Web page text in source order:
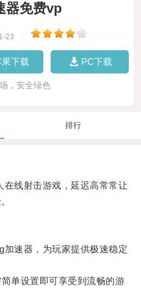
器免费vp
23
下载 PC下载
，安全绿色
排行
线射击游戏，延迟高常常让
速器，为玩家提供极速稳定
设置即可享受到流畅的游